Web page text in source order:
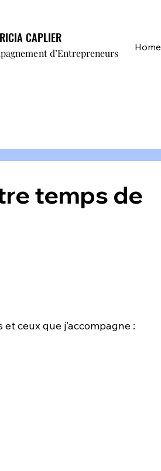
CAPLIER
CAPLIER
d’Entrepreneurs
d’Entrepreneurs Home
temps de
ceux que j’accompagne :